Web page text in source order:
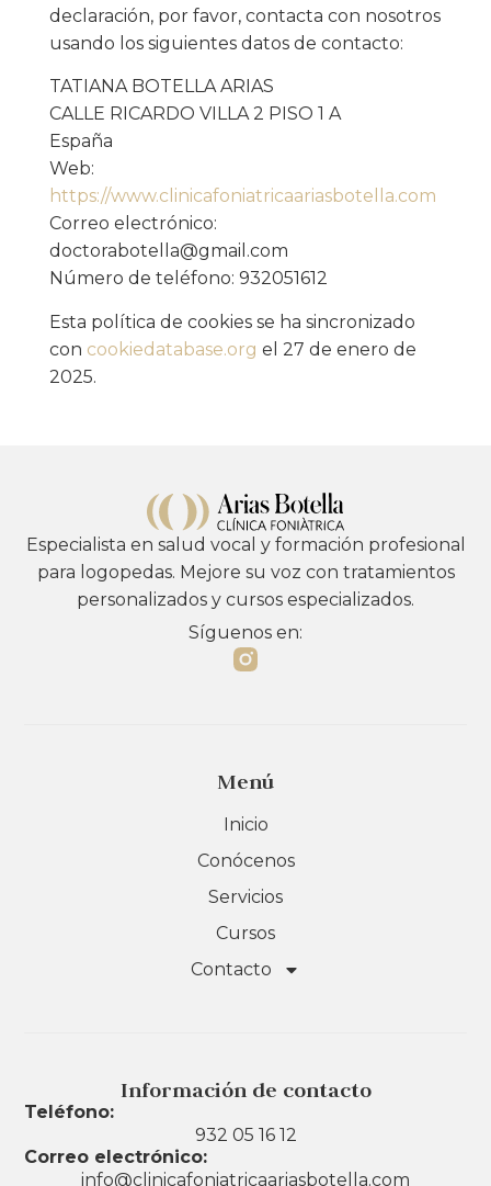
declaración, por favor, contacta con nosotros
usando los siguientes datos de contacto:
TATIANA BOTELLA ARIAS
CALLE RICARDO VILLA 2 PISO 1 A
España
Web:
https://www.clinicafoniatricaariasbotella.com
Correo electrónico:
doctorabotella@gmail.com
Número de teléfono: 932051612
Esta política de cookies se ha sincronizado
con cookiedatabase.org el 27 de enero de
2025.
Especialista en salud vocal y formación profesional
para logopedas. Mejore su voz con tratamientos
personalizados y cursos especializados.
Síguenos en:
Menú
Inicio
Conócenos
Servicios
Cursos
Contacto
Información de contacto
Teléfono:
932 05 16 12
Correo electrónico:
info@clinicafoniatricaariasbotella.com